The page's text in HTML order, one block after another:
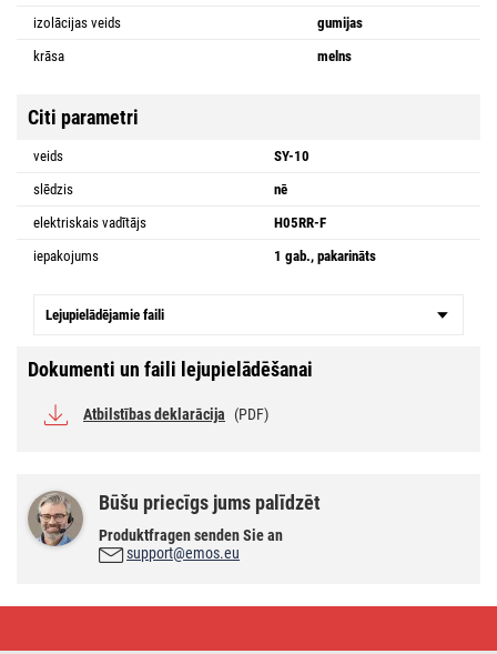
izolācijas veids
gumijas
krāsa
melns
Citi parametri
veids
SY-10
slēdzis
nē
elektriskais vadītājs
H05RR-F
iepakojums
1 gab., pakarināts
Lejupielādējamie faili
Dokumenti un faili lejupielādēšanai
Atbilstības deklarācija (PDF)
Būšu priecīgs jums palīdzēt
Produktfragen senden Sie an
support@emos.eu